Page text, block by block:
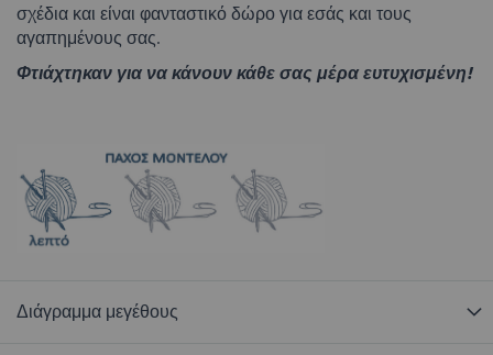
σχέδια και είναι φανταστικό δώρο για εσάς και τους
αγαπημένους σας.
Φτιάχτηκαν για να κάνουν κάθε σας μέρα ευτυχισμένη!
Διάγραμμα μεγέθους